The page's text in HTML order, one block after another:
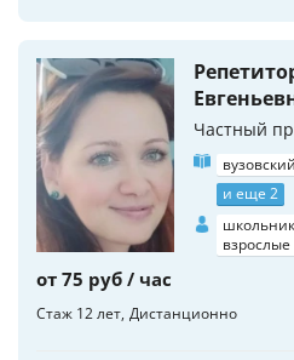
Частный
и еще 2
взрослые
от 75 руб / час
Стаж 12 лет Дистанционно